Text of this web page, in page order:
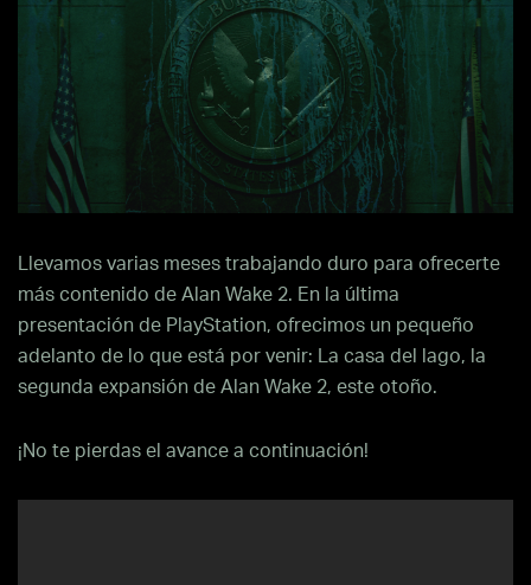
Llevamos varias meses trabajando duro para ofrecerte
más contenido de Alan Wake 2. En la última
presentación de PlayStation, ofrecimos un pequeño
adelanto de lo que está por venir: La casa del lago, la
segunda expansión de Alan Wake 2, este otoño.
¡No te pierdas el avance a continuación!